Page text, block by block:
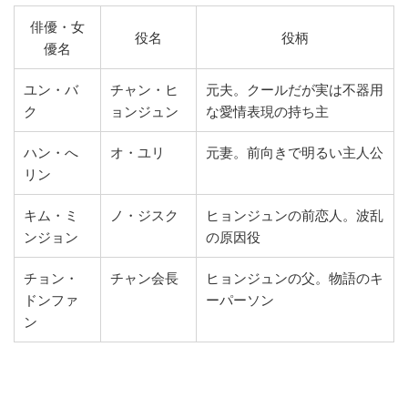
俳優・女
優名
役名 役柄
ユン・バ
ク
チャン・ヒ
ョンジュン
元夫。クールだが実は不器用
な愛情表現の持ち主
ハン・へ
リン
オ・ユリ 元妻。前向きで明るい主人公
キム・ミ
ンジョン
ノ・ジスク
ヒョンジュンの前恋人。波乱
の原因役
チョン・
ドンファ
ン
チャン会長
ヒョンジュンの父。物語のキ
ーパーソン